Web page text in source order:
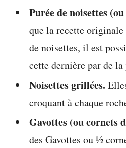
Purée de noisettes
que la recette originale
de noisettes, il est
cette dernière par de la
Noisettes grillées.
croquant à chaque
Gavottes (ou cornets
des Gavottes ou ½